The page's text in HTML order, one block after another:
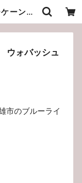
SUGARCANE シュガーケーン ウォバッシュワークシャツ 25551 | bluelineshop
ウォバッシュ
市のブルーライ